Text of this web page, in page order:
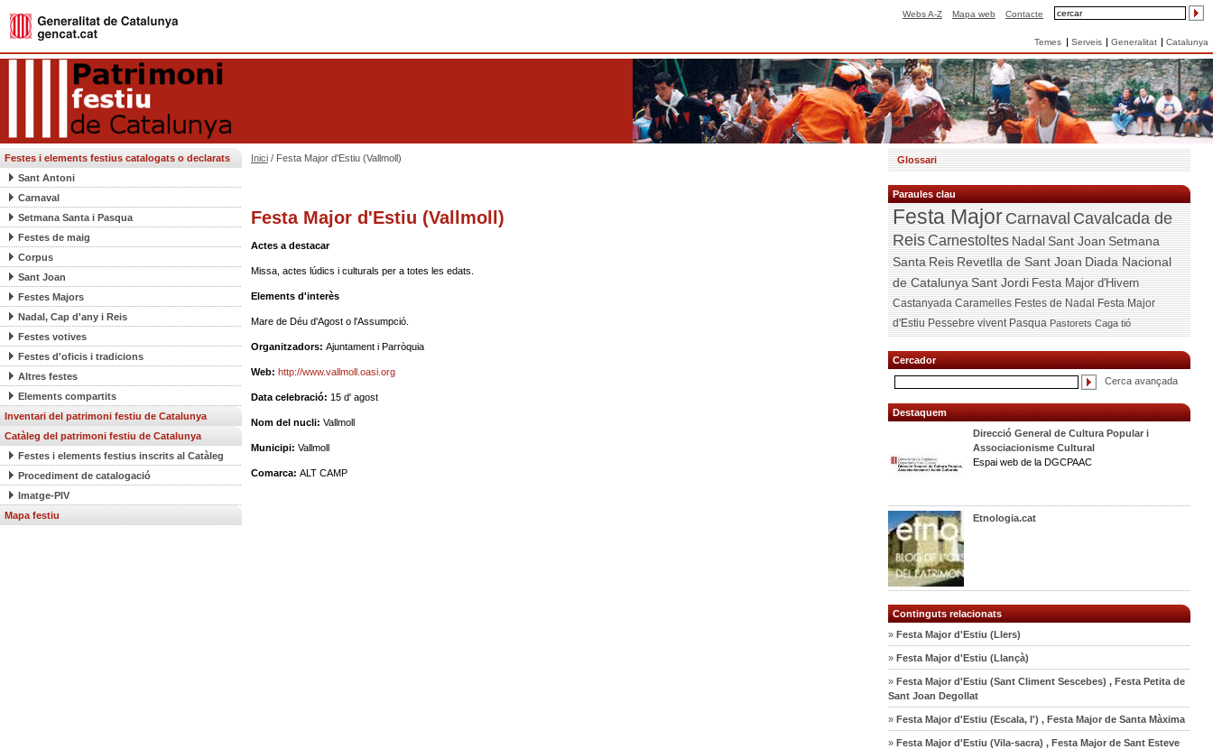
Webs A-Z Mapa web Contacte
Temes Serveis Generalitat Catalunya
Festes i elements festius catalogats o declarats
Sant Antoni
Carnaval
Setmana Santa i Pasqua
Festes de maig
Corpus
Sant Joan
Festes Majors
Nadal, Cap d'any i Reis
Festes votives
Festes d'oficis i tradicions
Altres festes
Elements compartits
Inventari del patrimoni festiu de Catalunya
Catàleg del patrimoni festiu de Catalunya
Festes i elements festius inscrits al Catàleg
Procediment de catalogació
Imatge-PIV
Mapa festiu
Inici/ Festa Major d'Estiu (Vallmoll)
Festa Major d'Estiu (Vallmoll)
Actes a destacar
Missa, actes lúdics i culturals per a totes les edats.
Elements d'interès
Mare de Déu d'Agost o l'Assumpció.
Organitzadors: Ajuntament i Parròquia
Web: http://www.vallmoll.oasi.org
Data celebració: 15 d' agost
Nom del nucli: Vallmoll
Municipi: Vallmoll
Comarca: ALT CAMP
Glossari
Paraules clau
Festa MajorCarnavalCavalcada de
ReisCarnestoltesNadalSant JoanSetmana
SantaReisRevetlla de Sant JoanDiada Nacional
de CatalunyaSant Jordi Festa Major d'Hivern
Castanyada Caramelles Festes de Nadal Festa Major
d'Estiu Pessebre vivent Pasqua Pastorets Caga tió
Cercador
Cerca avançada
Destaquem
Direcció General de Cultura Popular i
Associacionisme Cultural
Espai web de la DGCPAAC
Etnologia.cat
Continguts relacionats
» Festa Major d'Estiu (Llers)
» Festa Major d'Estiu (Llançà)
» Festa Major d'Estiu (Sant Climent Sescebes) , Festa Petita de
Sant Joan Degollat
» Festa Major d'Estiu (Escala, l') , Festa Major de Santa Màxima
» Festa Major d'Estiu (Vila-sacra) , Festa Major de Sant Esteve